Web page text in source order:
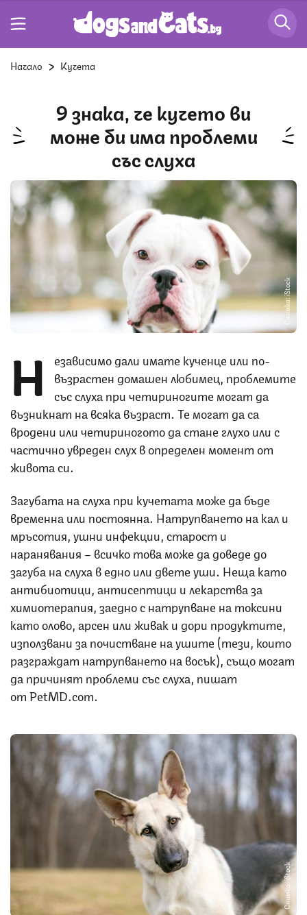
Начало Кучета
9 знака, че кучето ви
може би има проблеми
със слуха
Снимка: iStock
Н
езависимо дали имате кученце или по-
възрастен домашен любимец, проблемите
със слуха при четириногите могат да
възникнат на всяка възраст. Те могат да са
вродени или четириногото да стане глухо или с
частично увреден слух в определен момент от
живота си.
Загубата на слуха при кучетата може да бъде
временна или постоянна. Натрупването на кал и
мръсотия, ушни инфекции, старост и
наранявания – всичко това може да доведе до
загуба на слуха в едно или двете уши. Неща като
антибиотици, антисептици и лекарства за
химиотерапия, заедно с натрупване на токсини
като олово, арсен или живак и дори продуктите,
използвани за почистване на ушите (тези, които
разграждат натрупването на восък), също могат
да причинят проблеми със слуха, пишат
от PetMD.com.
Снимка: iStock